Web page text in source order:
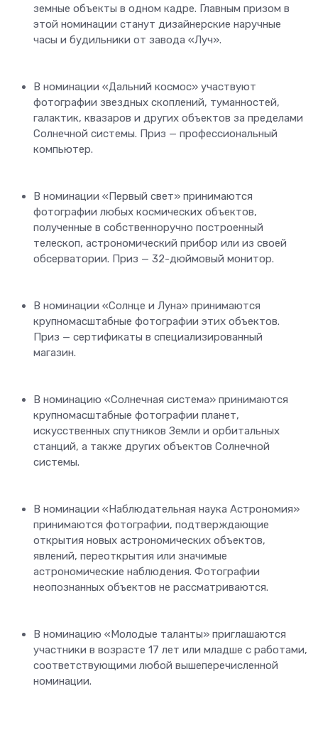
земные объекты в одном кадре. Главным призом в
этой номинации станут дизайнерские наручные
часы и будильники от завода «Луч».
В номинации «Дальний космос» участвуют
фотографии звездных скоплений, туманностей,
галактик, квазаров и других объектов за пределами
Солнечной системы. Приз — профессиональный
компьютер.
В номинации «Первый свет» принимаются
фотографии любых космических объектов,
полученные в собственноручно построенный
телескоп, астрономический прибор или из своей
обсерватории. Приз — 32-дюймовый монитор.
В номинации «Солнце и Луна» принимаются
крупномасштабные фотографии этих объектов.
Приз — сертификаты в специализированный
магазин.
В номинацию «Солнечная система» принимаются
крупномасштабные фотографии планет,
искусственных спутников Земли и орбитальных
станций, а также других объектов Солнечной
системы.
В номинации «Наблюдательная наука Астрономия»
принимаются фотографии, подтверждающие
открытия новых астрономических объектов,
явлений, переоткрытия или значимые
астрономические наблюдения. Фотографии
неопознанных объектов не рассматриваются.
В номинацию «Молодые таланты» приглашаются
участники в возрасте 17 лет или младше с работами,
соответствующими любой вышеперечисленной
номинации.